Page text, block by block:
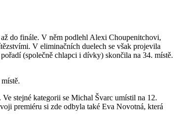
do finále. V něm podlehl Alexi Choupenitchovi,
V eliminačních duelech se však projevila
(společně chlapci i dívky) skončila na 34. místě.
stejné kategorii se Michal Švarc umístil na 12.
premiéru si zde odbyla také Eva Novotná, která